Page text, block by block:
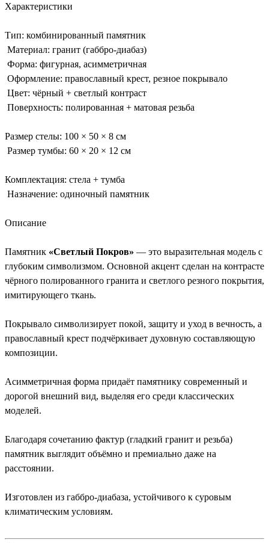
Характеристики
Тип: комбинированный памятник
Материал: гранит (габбро-диабаз)
Форма: фигурная, асимметричная
Оформление: православный крест, резное покрывало
Цвет: чёрный + светлый контраст
Поверхность: полированная + матовая резьба
Размер стелы: 100 × 50 × 8 см
Размер тумбы: 60 × 20 × 12 см
Комплектация: стела + тумба
Назначение: одиночный памятник
Описание
Памятник «Светлый Покров» — это выразительная модель с
глубоким символизмом. Основной акцент сделан на контрасте
чёрного полированного гранита и светлого резного покрытия,
имитирующего ткань.
Покрывало символизирует покой, защиту и уход в вечность, а
православный крест подчёркивает духовную составляющую
композиции.
Асимметричная форма придаёт памятнику современный и
дорогой внешний вид, выделяя его среди классических
моделей.
Благодаря сочетанию фактур (гладкий гранит и резьба)
памятник выглядит объёмно и премиально даже на
расстоянии.
Изготовлен из габбро-диабаза, устойчивого к суровым
климатическим условиям.